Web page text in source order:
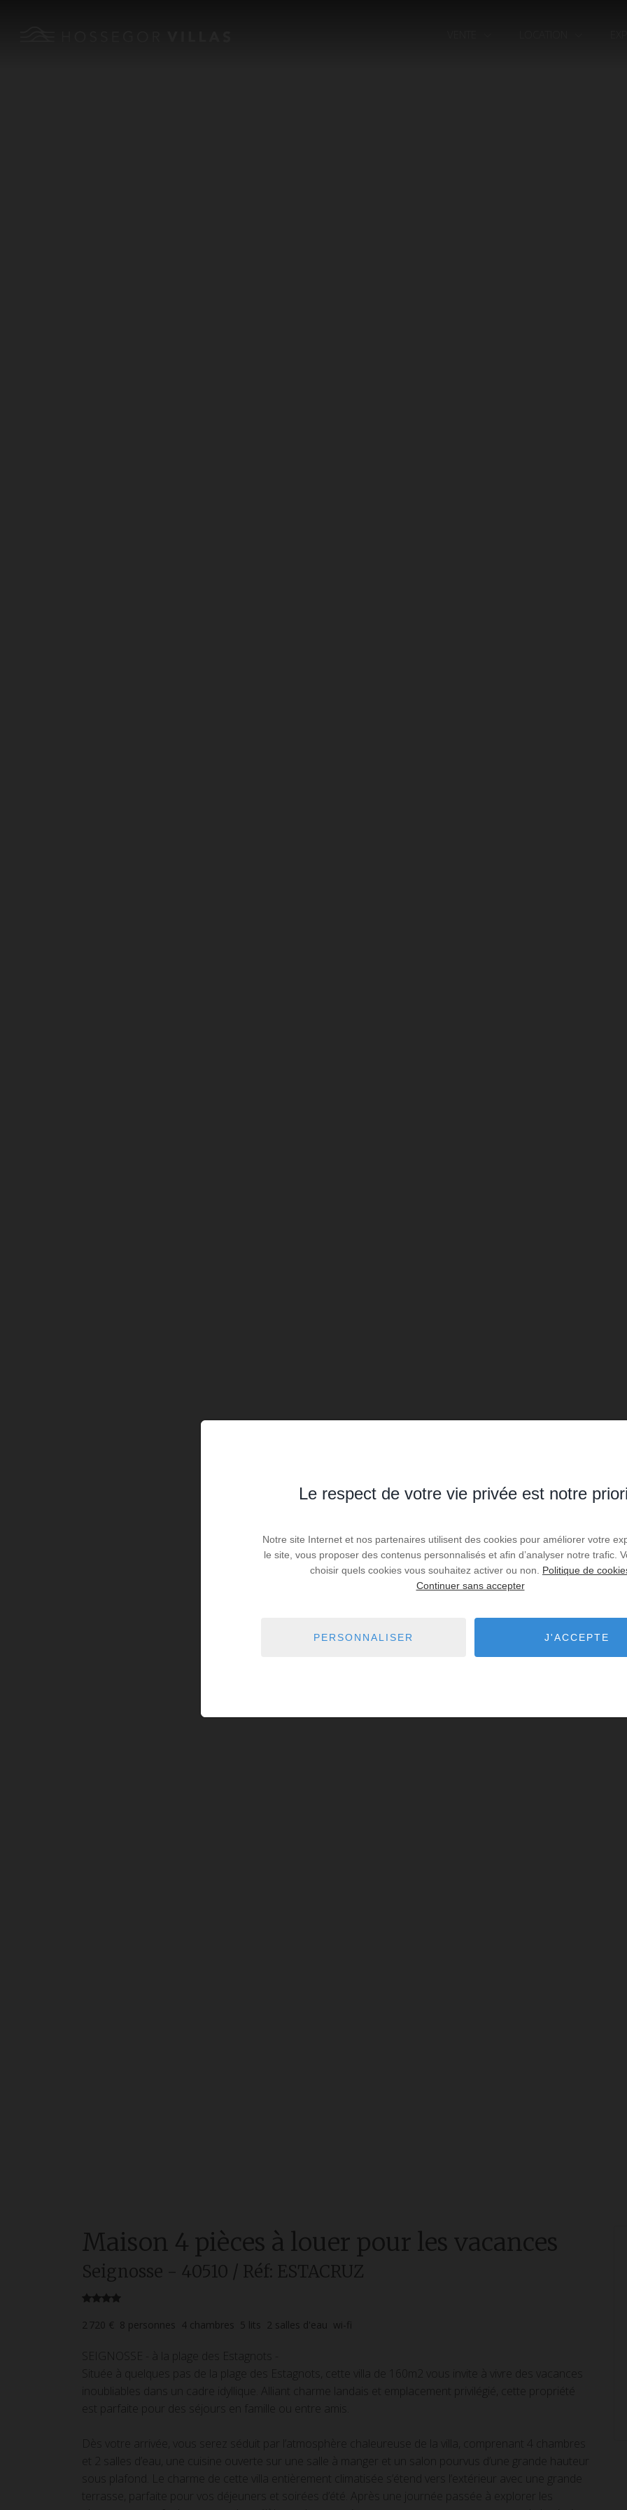
Maison 4 pièces à louer pour les vacances
Seignosse - 40510 / Réf: ESTACRUZ
2 720 € 8 personnes 4 chambres 5 lits 2 salles d'eau wi-fi
SEIGNOSSE - à la plage des Estagnots -
Située à quelques pas de la plage des Estagnots, cette villa de 160m2 vous invite à vivre des vacances
inoubliables dans un cadre idyllique. Alliant charme landais et emplacement privilégié, cette propriété
est parfaite pour des séjours en famille ou entre amis.
Dès votre arrivée, vous serez séduit par l’atmosphère chaleureuse de la villa, comprenant 4 chambres
et 2 salles d’eau, une cuisine ouverte sur une salle à manger et un salon pourvus d’une grande hauteur
sous plafond. Le charme de cette villa entièrement climatisée s’étend vers l’extérieur avec une grande
terrasse, parfaite pour vos déjeuners et soirées d’été. Après une journée passée à explorer les
Le respect de votre vie privée est notre
Notre site Internet et nos partenaires utilisent des cookies pour améliorer votre
le site, vous proposer des contenus personnalisés et afin d’analyser notre trafic.
choisir quels cookies vous souhaitez activer ou non. Politique de
Continuer sans accepter
PERSONNALISER J'ACCEPTE